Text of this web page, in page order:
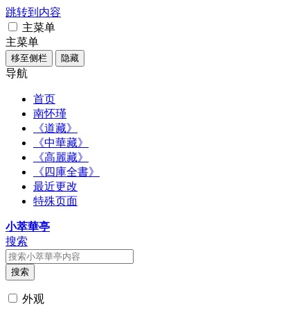
跳转到内容
主菜单
主菜单
移至侧栏 隐藏
导航
首页
南怀瑾
《道藏》
《中華藏》
《高麗藏》
《四庫全書》
最近更改
特殊页面
小萃華亭
搜索
搜索
外观